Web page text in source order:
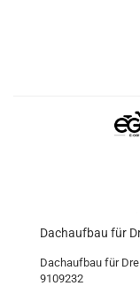
Dachaufbau für
Dachaufbau für
9109232